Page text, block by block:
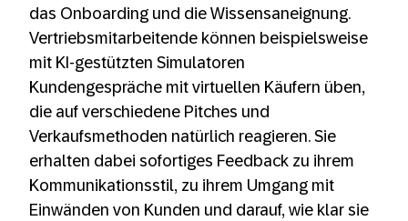
das Onboarding und die Wissensaneignung.
Vertriebsmitarbeitende können beispielsweise
mit KI-gestützten Simulatoren
Kundengespräche mit virtuellen Käufern üben,
die auf verschiedene Pitches und
Verkaufsmethoden natürlich reagieren. Sie
erhalten dabei sofortiges Feedback zu ihrem
Kommunikationsstil, zu ihrem Umgang mit
Einwänden von Kunden und darauf, wie klar sie